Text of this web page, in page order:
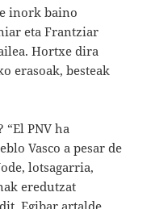
inork baino
eta Frantziar
Hortxe dira
erasoak, besteak
“El PNV ha
Vasco a pesar de
lotsagarria,
eredutzat